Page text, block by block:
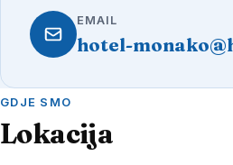
EMAIL
hotel-
GDJE SMO
Lokacija